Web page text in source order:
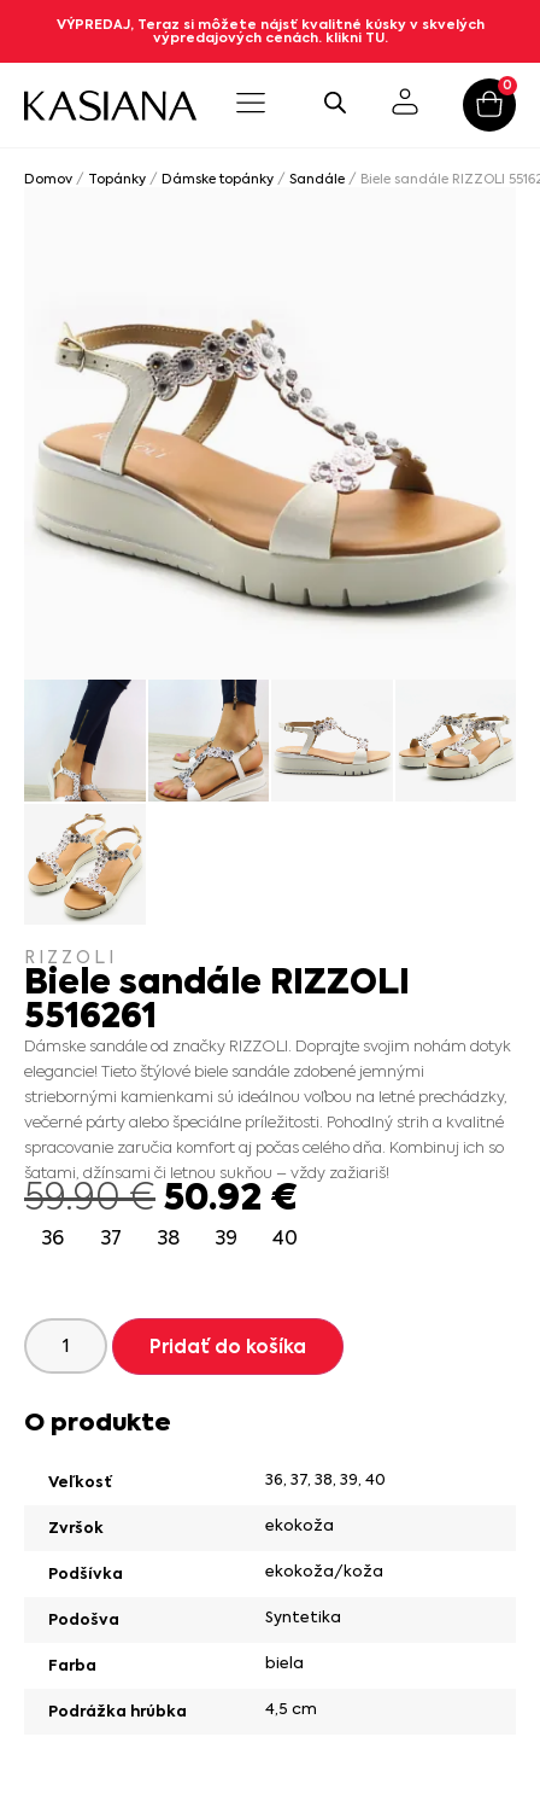
VÝPREDAJ, Teraz si môžete nájsť kvalitné kúsky v skvelých
výpredajových cenách. klikni TU.
0
Domov / Topánky / Dámske topánky / Sandále / Biele sandále RIZZOLI
RIZZOLI
Biele sandále RIZZOLI
5516261
Dámske sandále od značky RIZZOLI. Doprajte svojim nohám dotyk
elegancie! Tieto štýlové biele sandále zdobené jemnými
striebornými kamienkami sú ideálnou voľbou na letné prechádzky,
večerné párty alebo špeciálne príležitosti. Pohodlný strih a kvalitné
spracovanie zaručia komfort aj počas celého dňa. Kombinuj ich so
šatami, džínsami či letnou sukňou – vždy zažiariš!
59.90€50.92 €
36 37 38 39 40
Pridať do košíka
O produkte
Veľkosť 36, 37, 38, 39, 40
Zvršok ekokoža
Podšívka ekokoža/koža
Podošva Syntetika
Farba biela
Podrážka hrúbka 4,5 cm